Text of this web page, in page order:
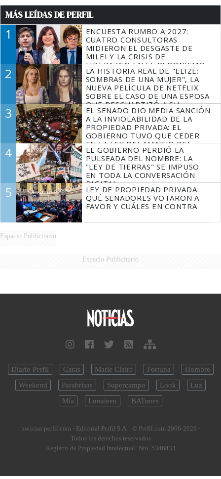
MÁS LEÍDAS DE PERFIL
1
ENCUESTA RUMBO A 2027:
CUATRO CONSULTORAS
MIDIERON EL DESGASTE DE
MILEI Y LA CRISIS DE
LIDERAZGO EN EL PERONISMO
2
LA HISTORIA REAL DE "ELIZE:
SOMBRAS DE UNA MUJER", LA
NUEVA PELÍCULA DE NETFLIX
SOBRE EL CASO DE UNA ESPOSA
QUE DESCUARTIZÓ A SU
MARIDO
3
EL SENADO DIO MEDIA SANCIÓN
A LA INVIOLABILIDAD DE LA
PROPIEDAD PRIVADA: EL
GOBIERNO TUVO QUE CEDER
EN LA LEY DEL MANEJO DEL
FUEGO
4
EL GOBIERNO PERDIÓ LA
PULSEADA DEL NOMBRE: LA
"LEY DE TIERRAS" SE IMPUSO
EN TODA LA CONVERSACIÓN
DIGITAL
5
LEY DE PROPIEDAD PRIVADA:
QUÉ SENADORES VOTARON A
FAVOR Y CUÁLES EN CONTRA
Espacio Publicitario
Espacio Publicitario
Diario Perfil Caras Marie Claire Fortuna
Hombre
Weekend
Parabrisas Supercampo Look
Luz
Mía
Lunateen BATimes
noticias.perfil.com - Editorial Perfil S.A. | © Perfil.com 2006-2026 -
Todos los derechos reservados
Registro de Propiedad Intelectual: Nro. 5346433